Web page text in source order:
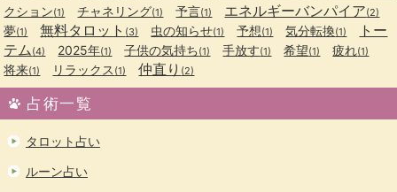
クション(1) チャネリング(1) 予言(1) エネルギーバンパイア(2)
夢(1) 無料タロット (3) 虫の知らせ(1) 予想(1) 気分転換(1)
トー
テム (4) 2025年(1) 子供の気持ち(1) 手放す(1) 希望(1) 疲れ(1)
将来(1) リラックス (1) 仲直り (2)
占術一覧
タロット占い
ルーン占い